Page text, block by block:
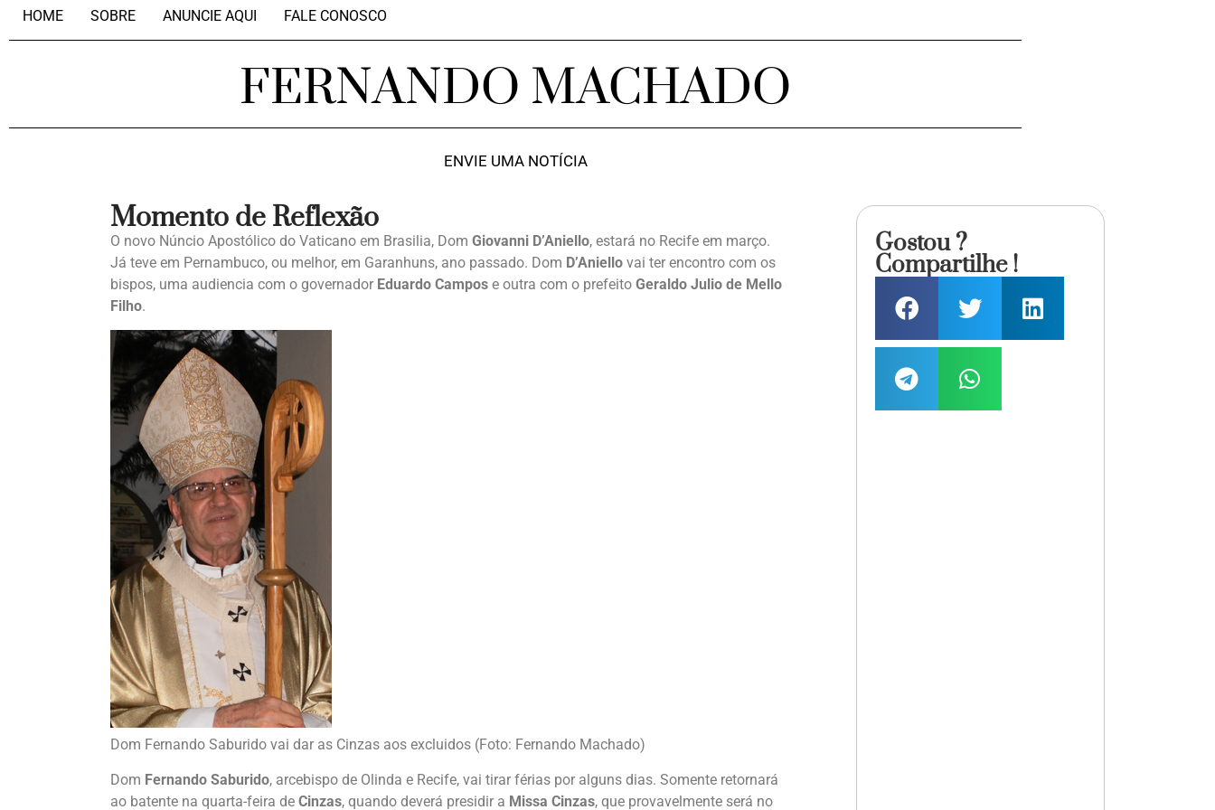
HOME SOBRE ANUNCIE AQUI FALE CONOSCO
FERNANDO MACHADO
ENVIE UMA NOTÍCIA
Momento de Reflexão
O novo Núncio Apostólico do Vaticano em Brasilia, Dom Giovanni D’Aniello, estará no Recife em março.
Já teve em Pernambuco, ou melhor, em Garanhuns, ano passado. Dom D’Aniello vai ter encontro com os
bispos, uma audiencia com o governador Eduardo Campos e outra com o prefeito Geraldo Julio de Mello
Filho.
Dom Fernando Saburido vai dar as Cinzas aos excluidos (Foto: Fernando Machado)
Dom Fernando Saburido, arcebispo de Olinda e Recife, vai tirar férias por alguns dias. Somente retornará
ao batente na quarta-feira de Cinzas, quando deverá presidir a Missa Cinzas, que provavelmente será no
Gostou ?
Compartilhe !